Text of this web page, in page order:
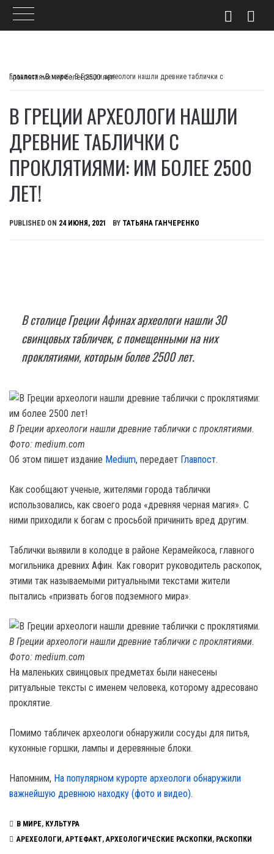
Главпост>В мире>
В Греции археологи нашли древние таблички с проклятиями: им более 2500 лет!
В ГРЕЦИИ АРХЕОЛОГИ НАШЛИ
ДРЕВНИЕ ТАБЛИЧКИ С
ПРОКЛЯТИЯМИ: ИМ БОЛЕЕ 2500
ЛЕТ!
PUBLISHED ON 24 ИЮНЯ, 2021 BY ТАТЬЯНА ГАНЧЕРЕНКО
В столице Греции Афинах археологи нашли 30
свинцовых табличек, с помещенными на них
проклятиями, которым более 2500 лет.
В Греции археологи нашли древние таблички с проклятиями.
Фото: medium.com
Об этом пишет издание Medium, передает Главпост.
Как сообщают ученые, жителями города таблички
использовались, как своего рода «древняя черная магия». С
ними приходили к богам с просьбой причинить вред другим.
Таблички выявили в колодце в районе Керамейкоса, главного
могильника древних Афин. Как говорит руководитель раскопок,
этими так называемыми ритуальными текстами жители
пытались «призвать богов подземного мира».
В Греции археологи нашли древние таблички с проклятиями.
Фото: medium.com
На маленьких свинцовых предметах были нанесены
ритуальные тексты с именем человека, которому адресовано
проклятие.
Помимо табличек археологи обнаружили сосуды для питья,
кухонные горшки, лампы и деревянные блоки.
Напомним, На популярном курорте археологи обнаружили
важнейшую древнюю находку (фото и видео).
В МИРЕ, КУЛЬТУРА
АРЕХЕОЛОГИ ,АРТЕФАКТ,АРХЕОЛОГИЧЕСКИЕ РАСКОПКИ , РАСКОПКИ